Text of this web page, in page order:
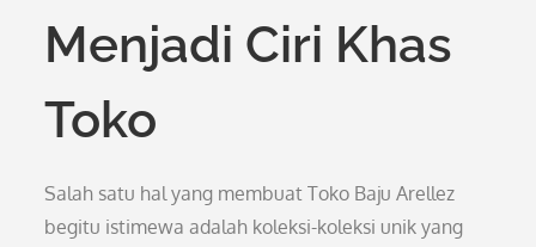
Menjadi Ciri Khas
Toko
Salah satu hal yang membuat Toko Baju Arellez
begitu istimewa adalah koleksi-koleksi unik yang